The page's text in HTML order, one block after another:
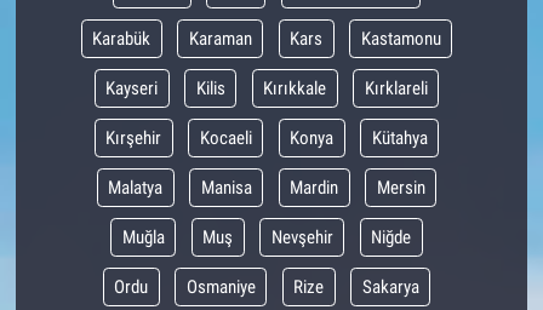
Karabük Karaman Kars Kastamonu
Kayseri Kilis Kırıkkale Kırklareli
Kırşehir Kocaeli Konya Kütahya
Malatya Manisa Mardin Mersin
Muğla Muş Nevşehir Niğde
Ordu Osmaniye Rize Sakarya